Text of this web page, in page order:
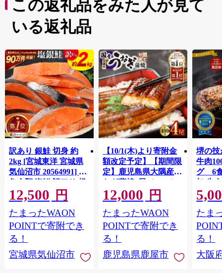
この返礼品をみた人が見て
いる返礼品
訳あり 銀鮭 切身 約
2kg [宮城東洋 宮城県
気仙沼市 20564991] 鮭
魚介類 海鮮 訳アリ 規
格外 不揃い さけ サケ
鮭切身 シャケ 切り身
冷凍 家庭用 おかず 弁
当 支援 サーモン 銀鮭
切り身 魚 わけあり
12,500 円
たまったWAON
POINTで寄附でき
る！
宮城県気仙沼市
【10/1(木)より寄附金
額改定予定】【期間限
定】鹿児島県大隅産う
なぎ蒲焼4尾（400g）
12,000 円
たまったWAON
POINTで寄附でき
る！
鹿児島県鹿屋市
堺の技
牛肉
グ 6
加 牛
ット 6
メ 温
菜 簡
すめ
取り
料 ふ
堺市】
たま
る！
大阪